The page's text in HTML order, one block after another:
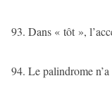
93. Dans « tôt »,
94. Le palindrome